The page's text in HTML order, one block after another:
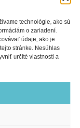
technológie, ako sú
o zariadení.
údaje, ako je
stránke. Nesúhlas
určité vlastnosti a
alebo autorom
dodané materiály
s naším portálom,